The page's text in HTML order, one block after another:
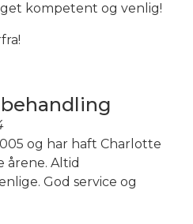
kompetent og venlig!
og har haft Charlotte
årene. Altid
God service og